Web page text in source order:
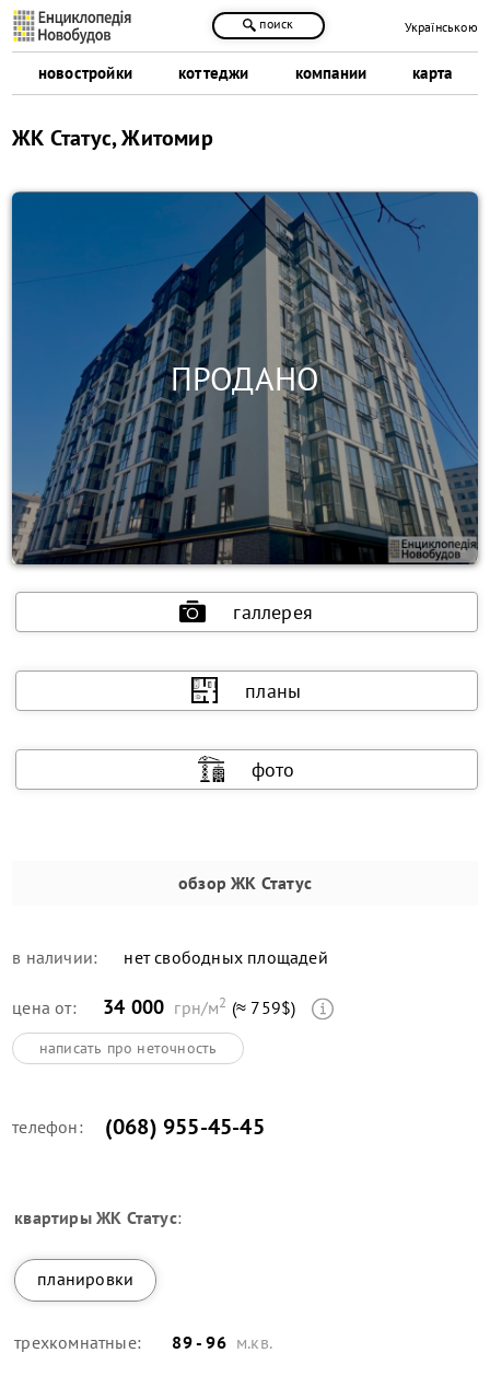
новостройки коттеджи компании карта
поиск Українською
ЖК Статус, Житомир
галлерея
планы
фото
обзор ЖК Статус
в наличии: нет свободных площадей
цена от: 34 000 грн/м2 (≈ 759$)
написать про неточность
телефон: (068) 955-45-45
квартирыЖК Статус:
планировки
трехкомнатные: 89 - 96 м.кв.